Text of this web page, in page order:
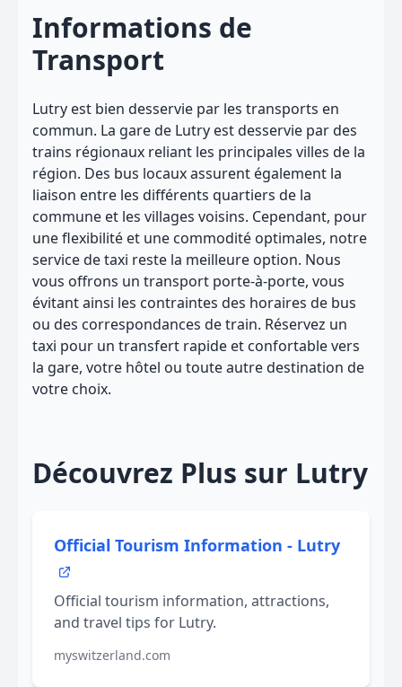
Informations de
Transport
Lutry est bien desservie par les transports en
commun. La gare de Lutry est desservie par des
trains régionaux reliant les principales villes de la
région. Des bus locaux assurent également la
liaison entre les différents quartiers de la
commune et les villages voisins. Cependant, pour
une flexibilité et une commodité optimales, notre
service de taxi reste la meilleure option. Nous
vous offrons un transport porte-à-porte, vous
évitant ainsi les contraintes des horaires de bus
ou des correspondances de train. Réservez un
taxi pour un transfert rapide et confortable vers
la gare, votre hôtel ou toute autre destination de
votre choix.
Découvrez Plus sur Lutry
Official Tourism Information - Lutry
Official tourism information, attractions,
and travel tips for Lutry.
myswitzerland.com